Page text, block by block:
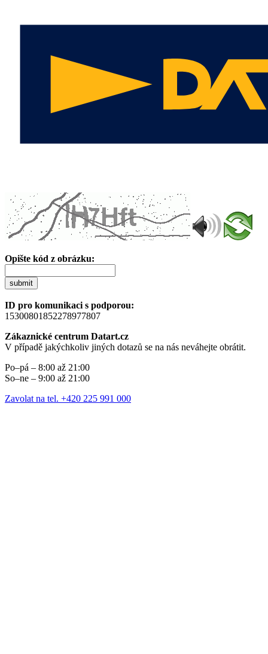
Opište kód z obrázku:
submit
ID pro komunikaci s podporou:
15300801852278977807
Zákaznické centrum Datart.cz
V případě jakýchkoliv jiných dotazů se na nás neváhejte obrátit.
Po–pá – 8:00 až 21:00
So–ne – 9:00 až 21:00
Zavolat na tel. +420 225 991 000